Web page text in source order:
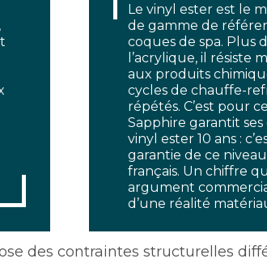
Le vinyl ester est le
de gamme de
coques de spa. Plus
l’acrylique, il résiste
aux produits
cycles de chauffe-
répétés. C’est pour
Sapphire garantit
vinyl ester 10 ans :
garantie de ce
français. Un chiffre
argument
d’une réalité
des contraintes structurelles